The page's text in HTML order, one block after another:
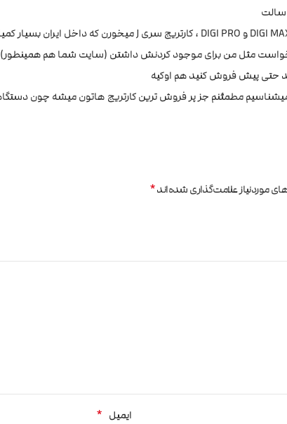
مثل من برای موجود کردنش داشتن (سایت شما هم همینطور)
حتی پیش فروش کنید هم اوکیه
موردنیاز علامت‌گذاری شده‌اند*
ایمیل *